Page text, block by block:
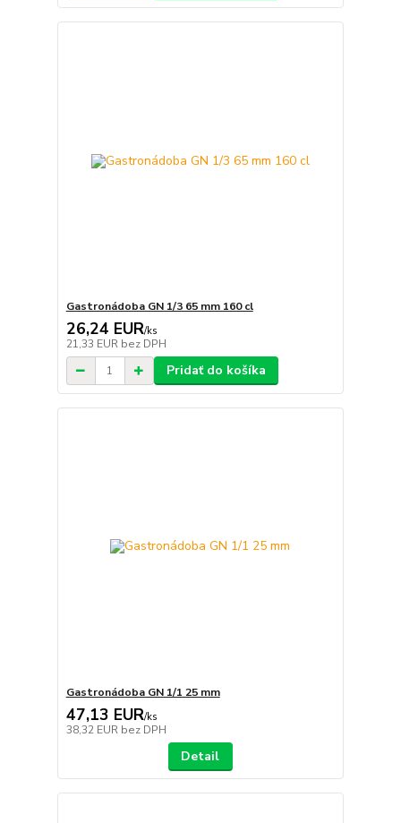
Gastronádoba GN 1/3 65 mm 160 cl
26,24 EUR/ks
21,33 EUR bez DPH
Pridať do košíka
Gastronádoba GN 1/1 25 mm
47,13 EUR/ks
38,32 EUR bez DPH
Detail